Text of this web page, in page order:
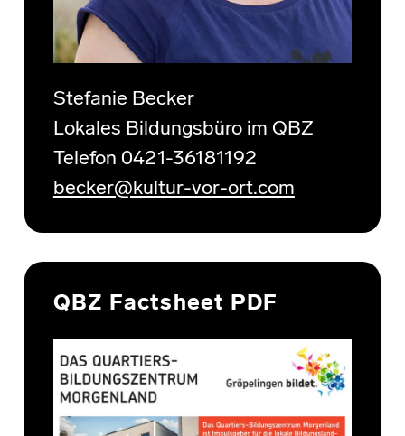
Stefanie Becker
Lokales Bildungsbüro im QBZ
Telefon 0421-36181192
becker@kultur-vor-ort.com
QBZ Factsheet PDF